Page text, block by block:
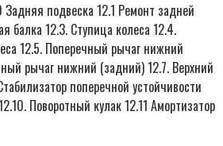
подвеска 12.1 Ремонт задней
балка 12.3. Ступица колеса 12.4.
12.5. Поперечный рычаг нижний
рычаг нижний (задний) 12.7. Верхний
поперечной устойчивости
Поворотный кулак 12.11 Амортизатор